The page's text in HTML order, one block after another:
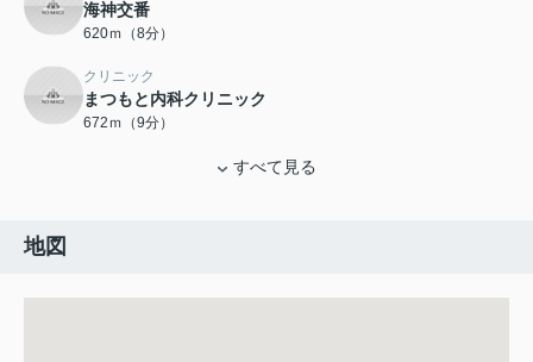
海神交番
620ｍ（8分）
クリニック
まつもと内科クリニック
672ｍ（9分）
すべて見る
地図